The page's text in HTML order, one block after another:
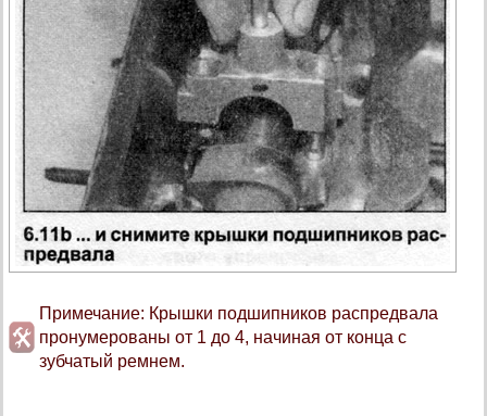
Примечание: Крышки подшипников распредвала
пронумерованы от 1 до 4, начиная от конца с
зубчатый ремнем.